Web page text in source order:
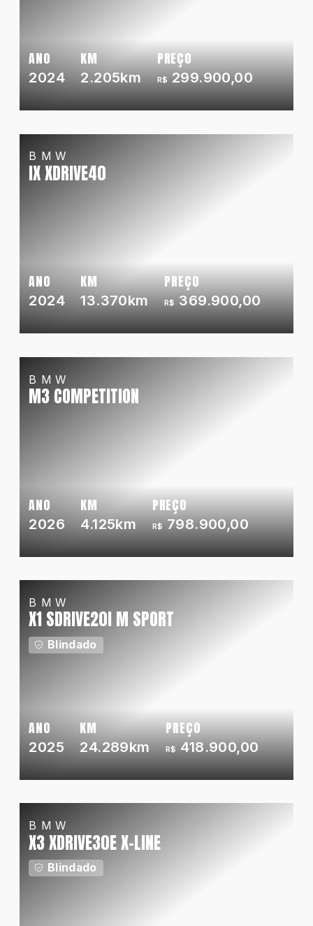
ANO
2024
KM
2.205km
PREÇO
R$299.900,00
BMW
IX XDRIVE40
ANO
2024
KM
13.370km
PREÇO
R$369.900,00
BMW
M3 COMPETITION
ANO
2026
KM
4.125km
PREÇO
R$798.900,00
BMW
X1 SDRIVE20I M SPORT
Blindado
ANO
2025
KM
24.289km
PREÇO
R$418.900,00
BMW
X3 XDRIVE30E X-LINE
Blindado